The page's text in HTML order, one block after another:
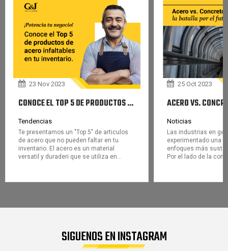
23 Nov 2023
CONOCE EL TOP 5 DE PRODUCTOS DE ACERO INFALTABLES EN TU INVENTARIO.
Tendencias
Te presentamos un "Top 5" de articulos
de acero que no pueden faltar en tu
inventario. El acero es un material
versatil y duraderi que se utiliza en…
25 Oct 2023
Noticias
Las industrias en
experimentado una
enfoques más
Por el lado de la
SIGUENOS EN INSTAGRAM